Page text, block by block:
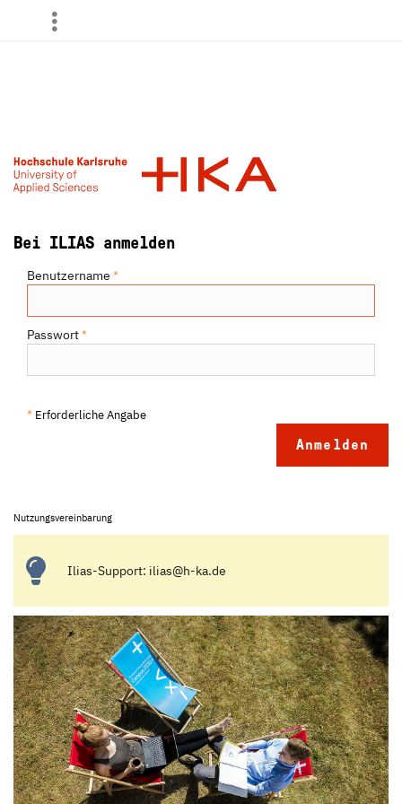
Bei ILIAS anmelden
Benutzername *
Passwort*
* Erforderliche Angabe
Nutzungsvereinbarung
Ilias-Support: ilias@h-ka.de